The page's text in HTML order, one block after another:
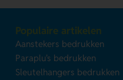
Populaire artikelen
Aanstekers bedrukken
Paraplu's bedrukken
Sleutelhangers bedrukken